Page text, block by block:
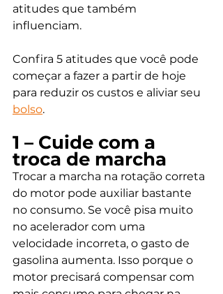
atitudes que também
influenciam.
Confira 5 atitudes que você pode
começar a fazer a partir de hoje
para reduzir os custos e aliviar seu
bolso.
1 – Cuide com a
troca de marcha
Trocar a marcha na rotação correta
do motor pode auxiliar bastante
no consumo. Se você pisa muito
no acelerador com uma
velocidade incorreta, o gasto de
gasolina aumenta. Isso porque o
motor precisará compensar com